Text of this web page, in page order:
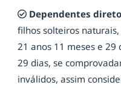
Dependentes
filhos solteiros
21 anos 11 meses e 29
29 dias, se
inválidos, assim